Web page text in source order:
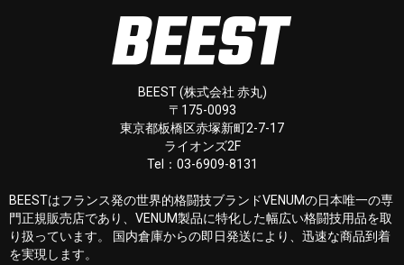
BEEST (株式会社 赤丸)
〒175-0093
東京都板橋区赤塚新町2-7-17
ライオンズ2F
Tel：03-6909-8131
BEESTはフランス発の世界的格闘技ブランドVENUMの日本唯一の専
門正規販売店であり、VENUM製品に特化した幅広い格闘技用品を取
り扱っています。 国内倉庫からの即日発送により、迅速な商品到着
を実現します。